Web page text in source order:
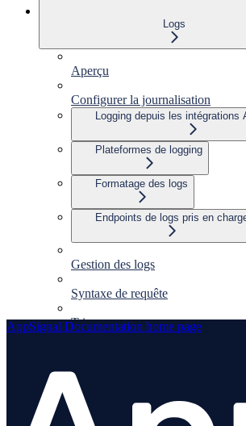
Logs
Aperçu
Configurer la journalisation
Logging depuis les intégrations
Plateformes de logging
Formatage des logs
Endpoints de logs pris en
Gestion des logs
Syntaxe de requête
Triggers
Supprimer les logs après en avoir
métriques
AppSignal Documentation home page